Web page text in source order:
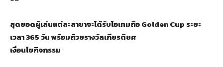
สุดยอดผู้เล่นแต่ละสาขาจะได้รับไอเทมถือGolden Cup ระยะ
เวลา365 วัน พร้อมถ้วยรางวัลเกียรติยศ
เงื่อนไขกิจกรรม